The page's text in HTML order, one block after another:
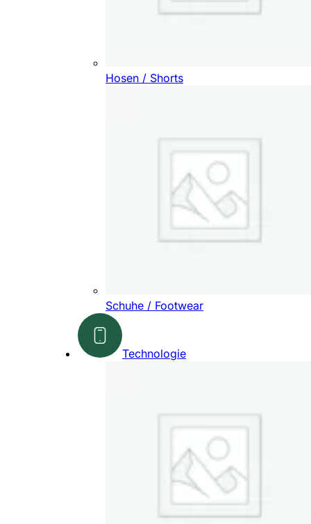
Hosen / Shorts
Schuhe / Footwear
Technologie